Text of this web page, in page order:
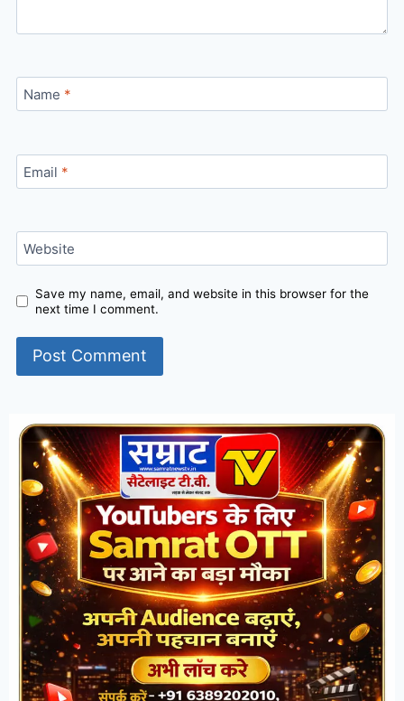
Name *
Email *
Website
Save my name, email, and website in this browser for the
next time I comment.